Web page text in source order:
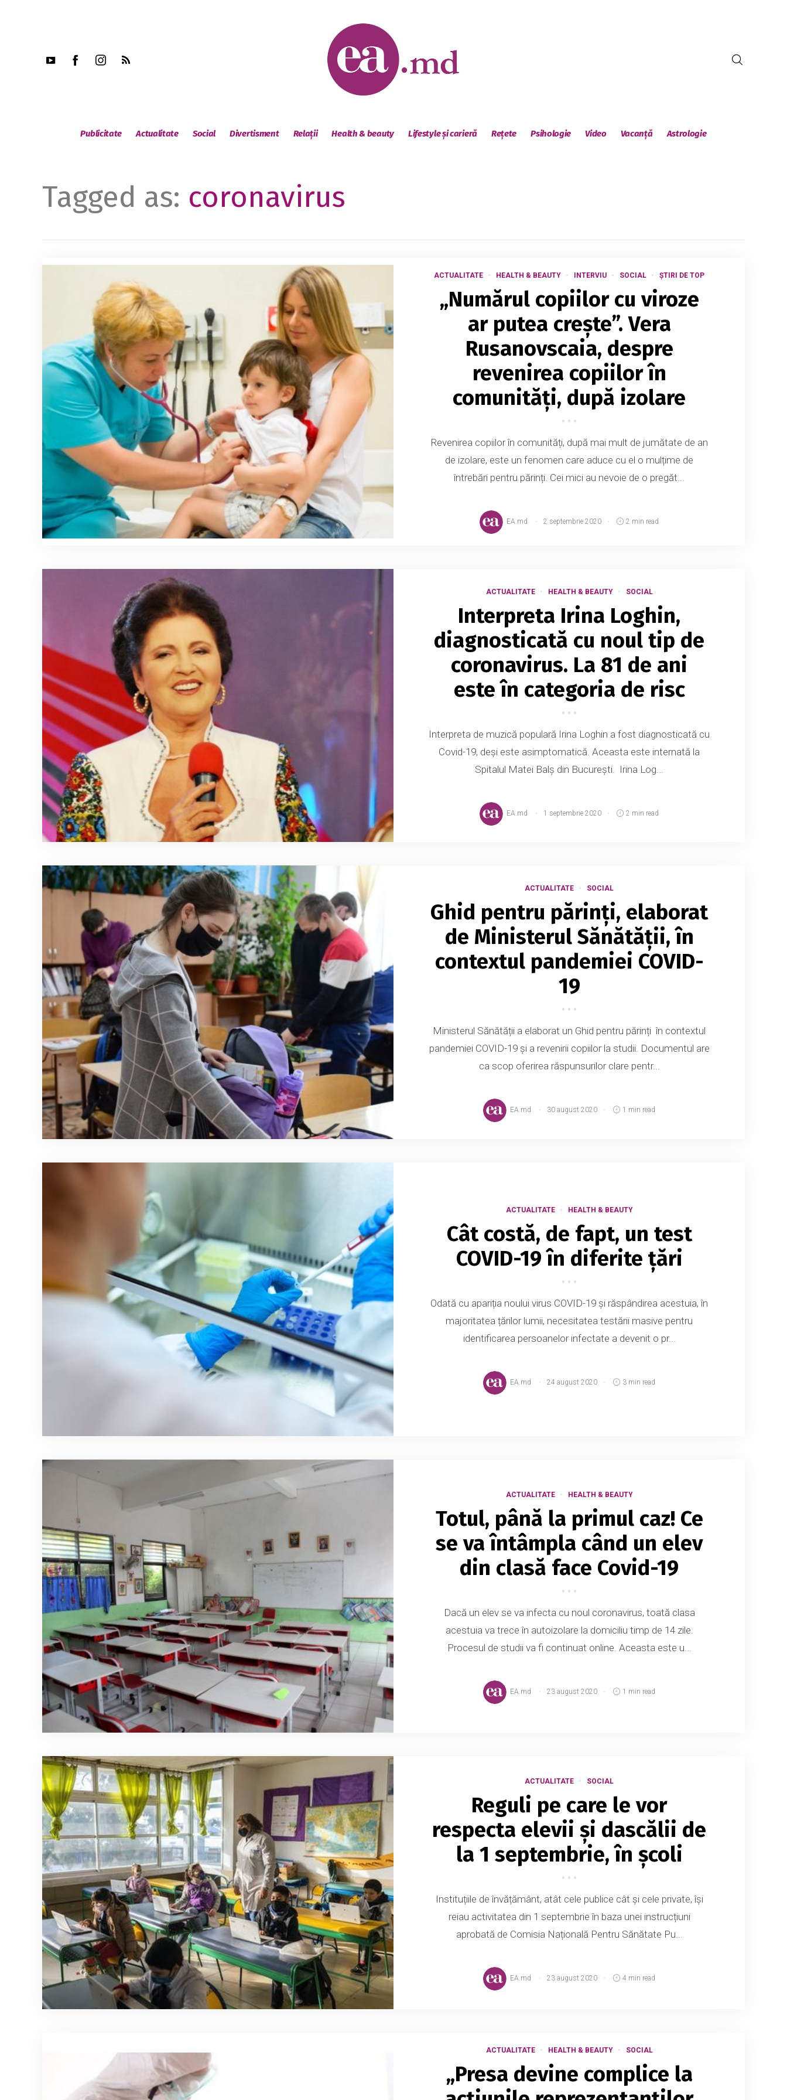
Publicitate Actualitate Social Divertisment Relații Health & beauty Lifestyle și carieră Rețete Psihologie Video Vacanță Astrologie
Tagged as: coronavirus
ACTUALITATE HEALTH & BEAUTY INTERVIU SOCIAL ȘTIRI DE TOP
„Numărul copiilor cu viroze
ar putea crește”. Vera
Rusanovscaia, despre
revenirea copiilor în
comunități, după izolare
Revenirea copiilor în comunități, după mai mult de jumătate de an
de izolare, este un fenomen care aduce cu el o mulțime de
întrebări pentru părinți. Cei mici au nevoie de o pregăt...
EA.md 2 septembrie 2020 2 min read
ACTUALITATE HEALTH & BEAUTY SOCIAL
Interpreta Irina Loghin,
diagnosticată cu noul tip de
coronavirus. La 81 de ani
este în categoria de risc
Interpreta de muzică populară Irina Loghin a fost diagnosticată cu
Covid-19, deși este asimptomatică. Aceasta este internată la
Spitalul Matei Balș din București. Irina Log...
EA.md 1 septembrie 2020 2 min read
ACTUALITATE SOCIAL
Ghid pentru părinți, elaborat
de Ministerul Sănătății, în
contextul pandemiei COVID-
19
Ministerul Sănătății a elaborat un Ghid pentru părinți în contextul
pandemiei COVID-19 și a revenirii copiilor la studii. Documentul are
ca scop oferirea răspunsurilor clare pentr...
EA.md 30 august 2020 1 min read
ACTUALITATE HEALTH & BEAUTY
Cât costă, de fapt, un test
COVID-19 în diferite țări
Odată cu apariția noului virus COVID-19 și răspândirea acestuia, în
majoritatea țărilor lumii, necesitatea testării masive pentru
identificarea persoanelor infectate a devenit o pr...
EA.md 24 august 2020 3 min read
ACTUALITATE HEALTH & BEAUTY
Totul, până la primul caz! Ce
se va întâmpla când un elev
din clasă face Covid-19
Dacă un elev se va infecta cu noul coronavirus, toată clasa
acestuia va trece în autoizolare la domiciliu timp de 14 zile.
Procesul de studii va fi continuat online. Aceasta este u...
EA.md 23 august 2020 1 min read
ACTUALITATE SOCIAL
Reguli pe care le vor
respecta elevii și dascălii de
la 1 septembrie, în școli
Instituțiile de învățământ, atât cele publice cât și cele private, își
reiau activitatea din 1 septembrie în baza unei instrucțiuni
aprobată de Comisia Națională Pentru Sănătate Pu...
EA.md 23 august 2020 4 min read
ACTUALITATE HEALTH & BEAUTY SOCIAL
„Presa devine complice la